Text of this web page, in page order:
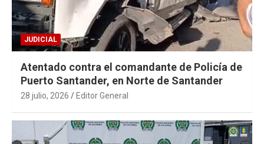
JUDICIAL
Atentado contra el comandante de Policía de
Puerto Santander, en Norte de Santander
28 julio, 2026 Editor General